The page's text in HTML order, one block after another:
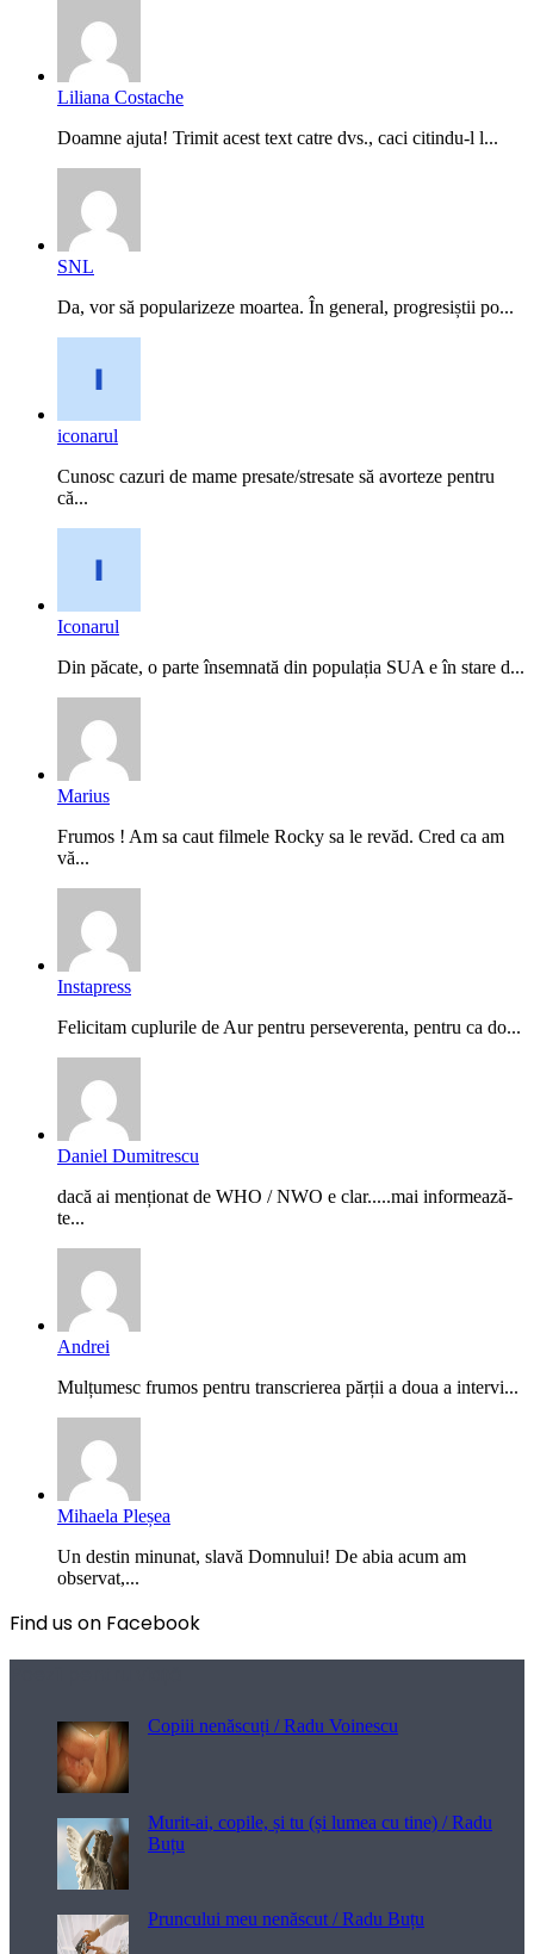
Liliana Costache
Doamne ajuta! Trimit acest text catre dvs., caci citindu-l l...
SNL
Da, vor să popularizeze moartea. În general, progresiștii po...
iconarul
Cunosc cazuri de mame presate/stresate să avorteze pentru
că...
Iconarul
Din păcate, o parte însemnată din populația SUA e în stare d...
Marius
Frumos ! Am sa caut filmele Rocky sa le revăd. Cred ca am
vă...
Instapress
Felicitam cuplurile de Aur pentru perseverenta, pentru ca do...
Daniel Dumitrescu
dacă ai menționat de WHO / NWO e clar.....mai informează-
te...
Andrei
Mulțumesc frumos pentru transcrierea părții a doua a intervi...
Mihaela Pleșea
Un destin minunat, slavă Domnului! De abia acum am
observat,...
Find us on Facebook
Copiii nenăscuți / Radu Voinescu
Murit-ai, copile, și tu (și lumea cu tine) / Radu
Buțu
Pruncului meu nenăscut / Radu Buțu